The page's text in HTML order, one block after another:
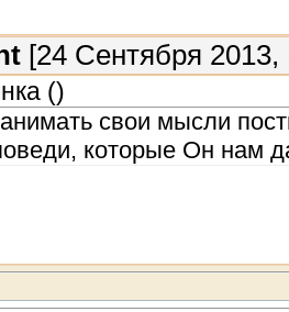
[24 Сентября 2013,
()
свои мыcли
которые Он нам